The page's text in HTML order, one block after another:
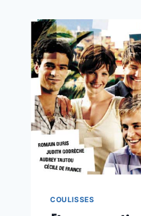
COULISSES